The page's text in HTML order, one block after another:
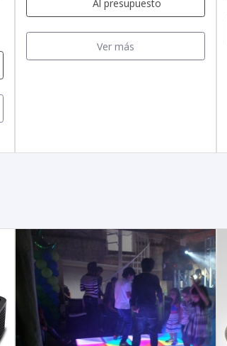
Al presupuesto
Ver más